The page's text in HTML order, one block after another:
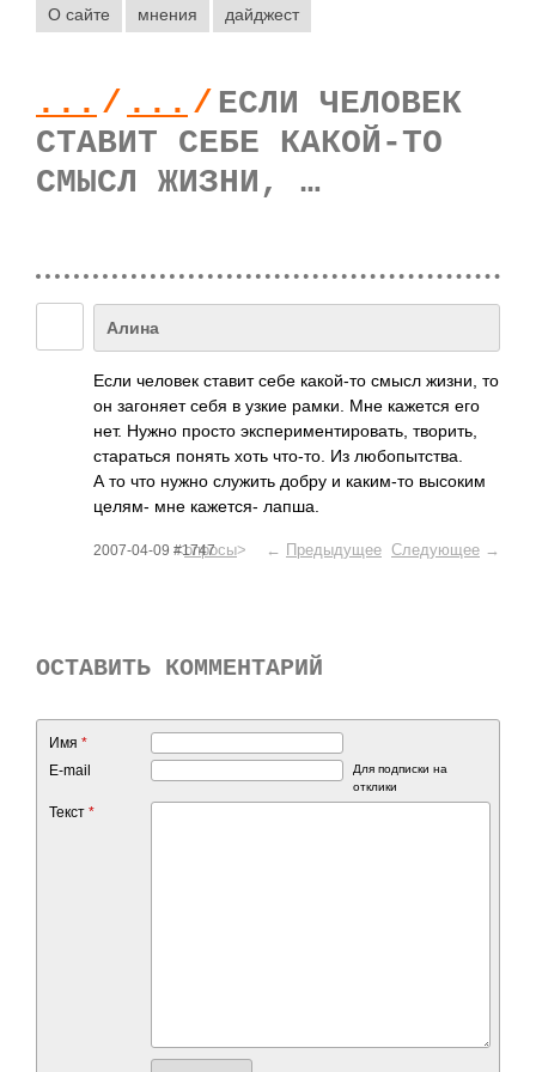
О сайте мнения дайджест
... / ... / ЕСЛИ ЧЕЛОВЕК
СТАВИТ СЕБЕ КАКОЙ-ТО
СМЫСЛ ЖИЗНИ, …
Алина
Если человек ставит себе како­й-то смысл жизни, то
он заго­няет себя в узкие рамки. Мне кажется его
нет. Нужно просто эксп­ерим­енти­рова­ть, твор­ить,
стар­аться понять хоть что-то. Из любо­пытс­тва.
А то что нужно служить добру и каки­м-то высоким
целям- мне каже­тся- лапша.
2007-04-09 #1747
<опросы> ← Предыдущее Следующее →
ОСТАВИТЬ КОММЕНТАРИЙ
Имя *
E-mail
Для подписки на
отклики
Текст *